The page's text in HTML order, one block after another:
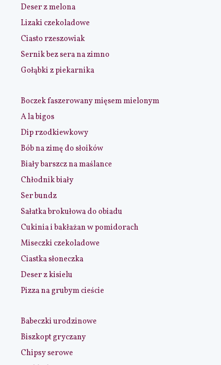
Deser z melona
Lizaki czekoladowe
Ciasto rzeszowiak
Sernik bez sera na zimno
Gołąbki z piekarnika
Boczek faszerowany mięsem mielonym
A la bigos
Dip rzodkiewkowy
Bób na zimę do słoików
Biały barszcz na maślance
Chłodnik biały
Ser bundz
Sałatka brokułowa do obiadu
Cukinia i bakłażan w pomidorach
Miseczki czekoladowe
Ciastka słoneczka
Deser z kisielu
Pizza na grubym cieście
Babeczki urodzinowe
Biszkopt gryczany
Chipsy serowe